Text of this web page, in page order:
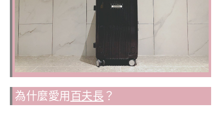
為什麼愛用 百夫長 ？